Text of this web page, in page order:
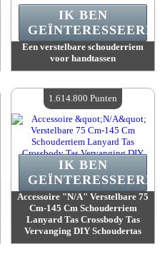
Een verstelbare schouderriem
voor handtassen
Beschikbare hoeveelheid :4
IK BEN
GEÏNTERESSEERD.
Accessoire "N/A" Verstelbare 75
Cm-145 Cm Schouderriem
Lanyard Tas Crossbody Tas
Vervanging DIY Schoudertas
IK BEN
GEÏNTERESSEERD.
1.614.800 Punten